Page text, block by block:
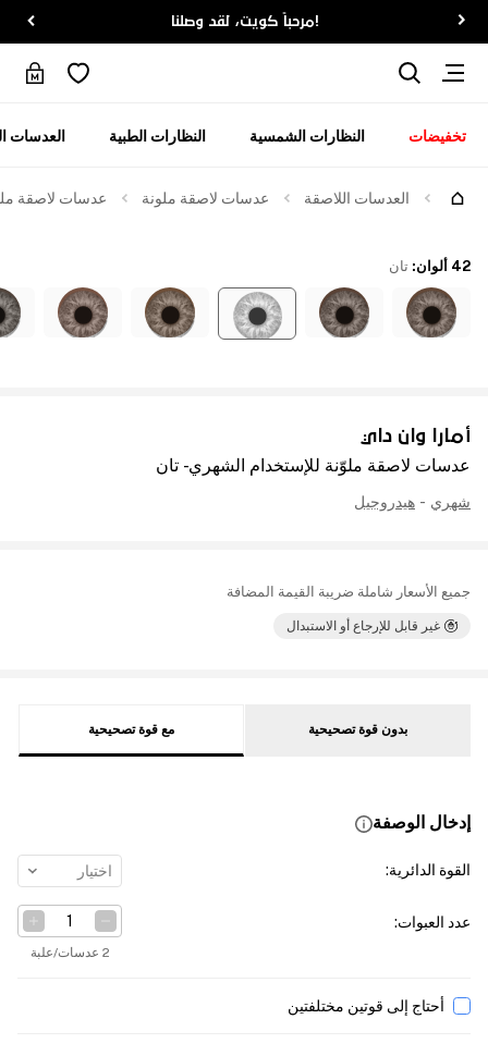
!مرحباً كويت، لقد وصلنا
تخفيضات النظارات الشمسية النظارات الطبية العدسات
العدسات اللاصقة عدسات لاصقة ملونة عدسات لاصقة
أمارا وان داي
عدسات لاصقة ملوّنة للإستخدام الشهري - تان
شهري - هيدروجيل
جميع الأسعار شاملة ضريبة القيمة المضافة
غير قابل للإرجاع أو الاستبدال
42 ألوان : تان
بدون قوة تصحيحية مع قوة تصحيحية
إدخال الوصفة
القوة الدائرية: اختيار
عدد العبوات:
2 عدسات/علبة
أحتاج إلى قوتين مختلفتين